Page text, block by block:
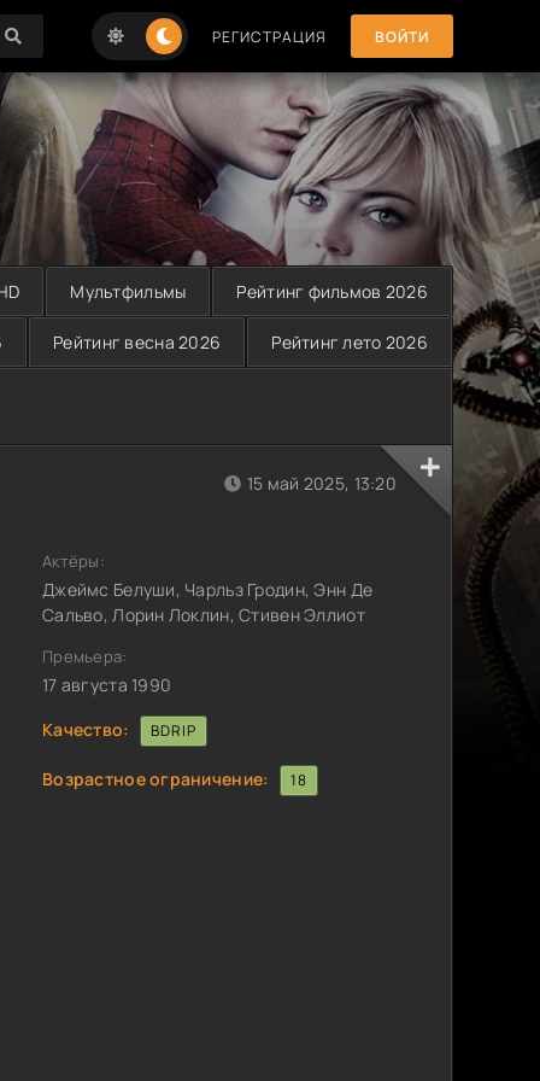
РЕГИСТРАЦИЯ ВОЙТИ
Мультфильмы Рейтинг фильмов 2026
Рейтинг весна 2026 Рейтинг лето 2026
15 май 2025, 13:20
Актёры:
Джеймс Белуши, Чарльз Гродин, Энн Де
Сальво, Лорин Локлин, Стивен Эллиот
Премьера:
17 августа 1990
Качество:
BDRIP
Возрастное ограничение: 18